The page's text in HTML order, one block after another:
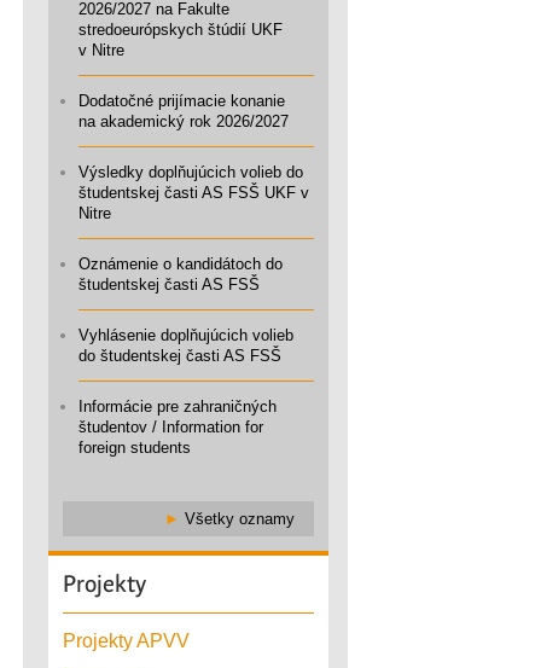
2026/2027 na Fakulte
stredoeurópskych štúdií UKF
v Nitre
Dodatočné prijímacie konanie
na akademický rok 2026/2027
Výsledky doplňujúcich volieb do
študentskej časti AS FSŠ UKF v
Nitre
Oznámenie o kandidátoch do
študentskej časti AS FSŠ
Vyhlásenie doplňujúcich volieb
do študentskej časti AS FSŠ
Informácie pre zahraničných
študentov / Information for
foreign students
► Všetky oznamy
Projekty
Projekty APVV